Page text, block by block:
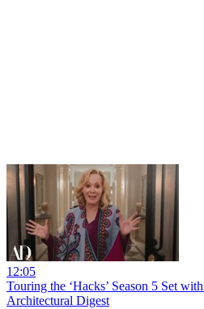
12:05
Touring the ‘Hacks’ Season 5 Set
Architectural Digest